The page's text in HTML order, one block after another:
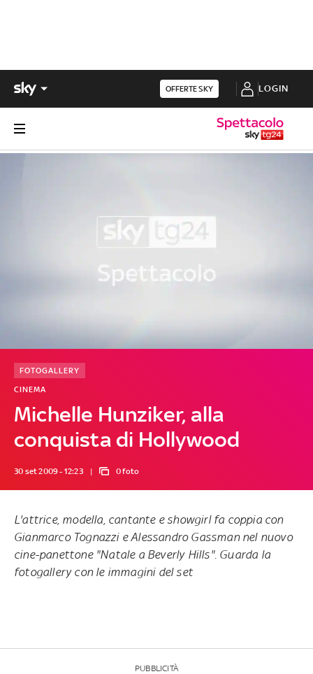
OFFERTE SKY LOGIN
Michelle Hunziker, alla
conquista di Hollywood
CINEMA
FOTOGALLERY
30 set 2009 - 12:23 0 foto
L'attrice, modella, cantante e showgirl fa coppia con
Gianmarco Tognazzi e Alessandro Gassman nel nuovo
cine-panettone "Natale a Beverly Hills". Guarda la
fotogallery con le immagini del set
PUBBLICITÀ